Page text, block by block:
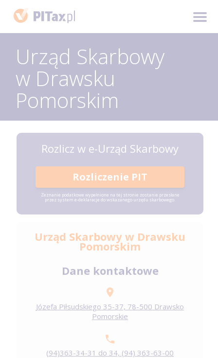
Urząd Skarbowy
w Drawsku
Pomorskim
Rozlicz w e-Urząd Skarbowy
Rozliczenie PIT
Zeznanie podatkowe wypełnione na tej stronie zostanie przesłane
przez system e-deklaracje do wskazanego urzędu skarbowego.
Urząd Skarbowy w Drawsku
Pomorskim
Dane kontaktowe
Józefa Piłsudskiego 35-37, 78-500 Drawsko
Pomorskie
(94)363-34-31 do 34, (94) 363-63-00